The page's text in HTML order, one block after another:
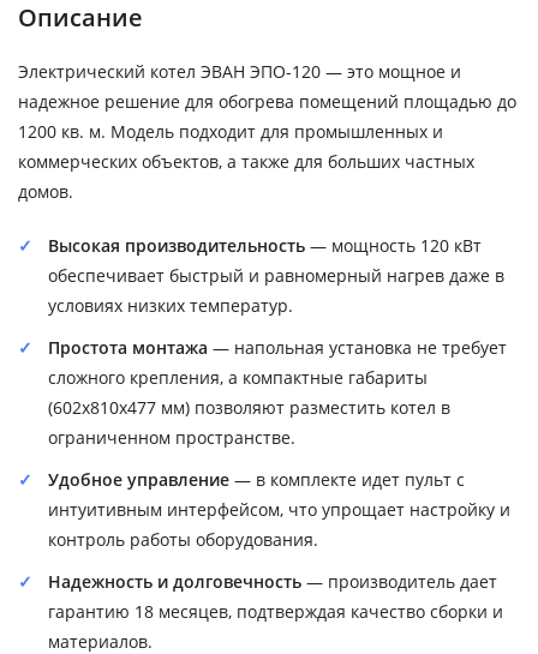
Описание
Электрический котел ЭВАН ЭПО-120 — это мощное и
надежное решение для обогрева помещений площадью до
1200 кв. м. Модель подходит для промышленных и
коммерческих объектов, а также для больших частных
домов.
Высокая производительность — мощность 120 кВт
обеспечивает быстрый и равномерный нагрев даже в
условиях низких температур.
Простота монтажа — напольная установка не требует
сложного крепления, а компактные габариты
(602х810х477 мм) позволяют разместить котел в
ограниченном пространстве.
Удобное управление — в комплекте идет пульт с
интуитивным интерфейсом, что упрощает настройку и
контроль работы оборудования.
Надежность и долговечность — производитель дает
гарантию 18 месяцев, подтверждая качество сборки и
материалов.